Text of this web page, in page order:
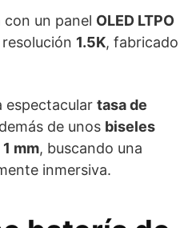
con un panel OLED LTPO
1.5K, fabricado
espectacular tasa de
de unos biseles
mm, buscando una
inmersiva.